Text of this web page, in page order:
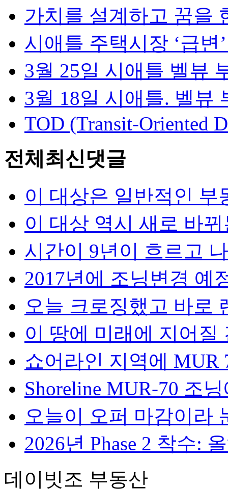
가치를 설계하고 꿈을
시애틀 주택시장 ‘급
3월 25일 시애틀 벨뷰
3월 18일 시애틀. 벨뷰
TOD (Transit-Oriented
전체최신댓글
이 대상은 일반적인 부
이 대상 역시 새로 바
시간이 9년이 흐르고
2017년에 조닝변경 예
오늘 크로징했고 바로
이 땅에 미래에 지어질
쇼어라인 지역에 MUR
Shoreline MUR-70 조
오늘이 오퍼 마감이라
2026년 Phase 2 착수:
데이빗조 부동산